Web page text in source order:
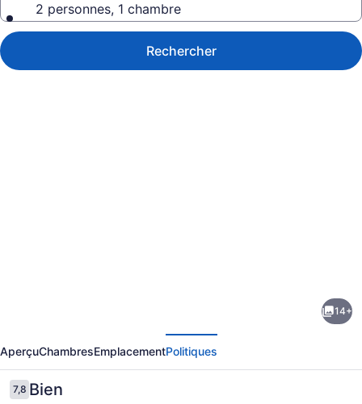
2 personnes, 1 chambre
Rechercher
Far
West
Motel
14+
AperçuChambresEmplacementPolitiques
Avis
7,87,8 sur 10 –
Bien